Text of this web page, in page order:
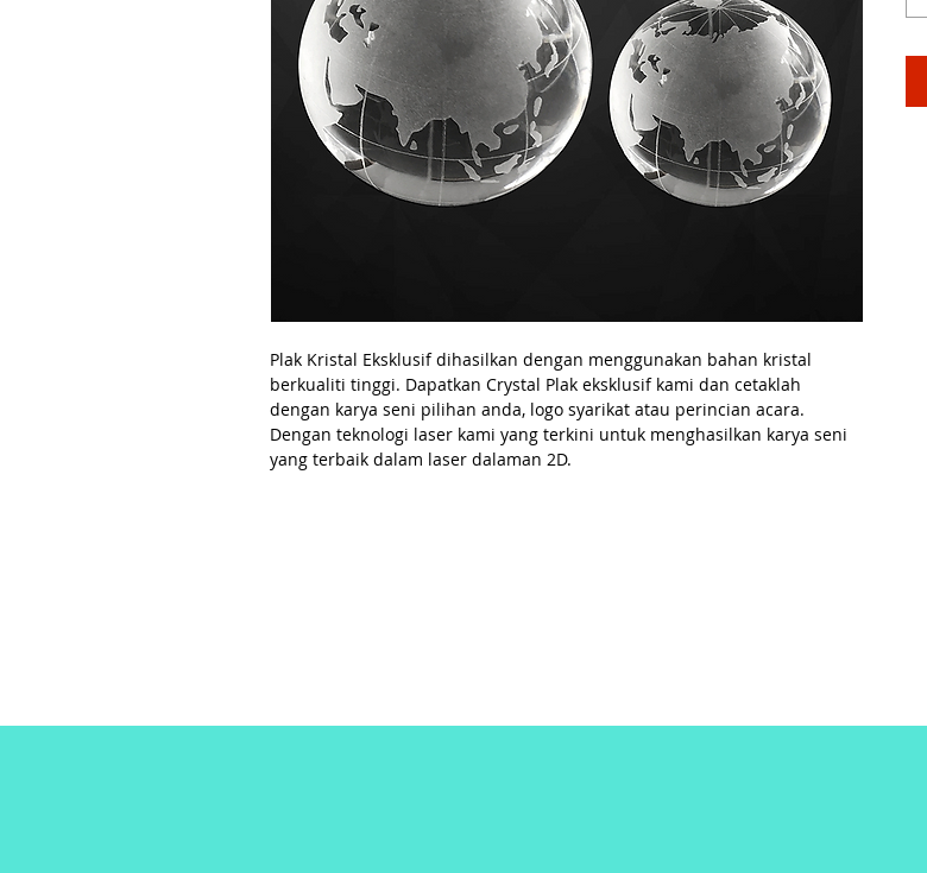
Plak Kristal Eksklusif dihasilkan dengan menggunakan bahan kristal
berkualiti tinggi. Dapatkan Crystal Plak eksklusif kami dan cetaklah
dengan karya seni pilihan anda, logo syarikat atau perincian acara.
Dengan teknologi laser kami yang terkini untuk menghasilkan karya seni
yang terbaik dalam laser dalaman 2D.